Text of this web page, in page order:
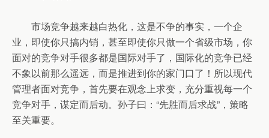
市场竞争越来越白热化，这是不争的事实，一个企
业，即使你只搞内销，甚至即使你只做一个省级市场，你
面对的竞争对手很多都是国际对手了，国际化的竞争已经
不象以前那么遥远，而是推进到你的家门口了！所以现代
管理者面对竞争，首先要在观念上求变，充分重视每一个
竞争对手，谋定而后动。孙子曰：“先胜而后求战”，策略
至关重要。